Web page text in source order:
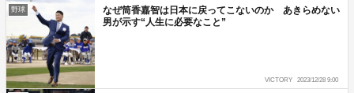
野球
なぜ筒香嘉智は日本に戻ってこないのか あきらめない
男が示す“人生に必要なこと”
VICTORY 2023/12/28 9:00